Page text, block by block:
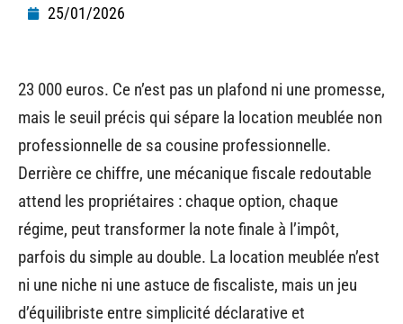
25/01/2026
23 000 euros. Ce n’est pas un plafond ni une promesse,
mais le seuil précis qui sépare la location meublée non
professionnelle de sa cousine professionnelle.
Derrière ce chiffre, une mécanique fiscale redoutable
attend les propriétaires : chaque option, chaque
régime, peut transformer la note finale à l’impôt,
parfois du simple au double. La location meublée n’est
ni une niche ni une astuce de fiscaliste, mais un jeu
d’équilibriste entre simplicité déclarative et